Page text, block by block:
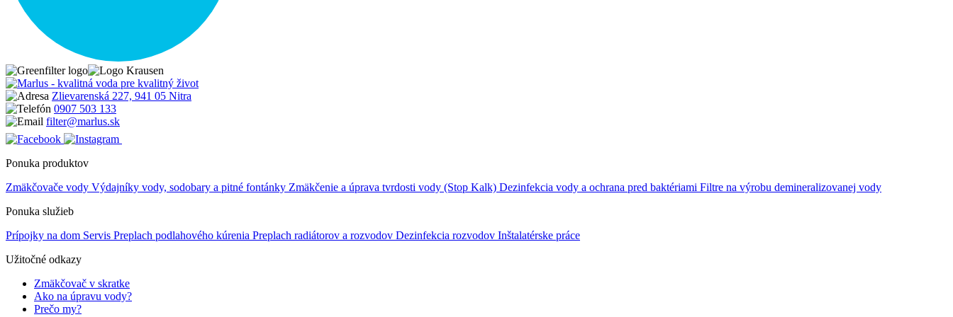
Zlievarenská 227, 941 05 Nitra
0907 503 133
filter@marlus.sk
Ponuka produktov
Zmäkčovače vody Výdajníky vody, sodobary a pitné fontánky Zmäkčenie a úprava tvrdosti vody (Stop Kalk) Dezinfekcia vody a ochrana pred baktériami Filtre na výrobu demineralizovanej vody
Ponuka služieb
Prípojky na dom Servis Preplach podlahového kúrenia Preplach radiátorov a rozvodov Dezinfekcia rozvodov Inštalatérske práce
Užitočné odkazy
Zmäkčovač v skratke
Ako na úpravu vody?
Prečo my?